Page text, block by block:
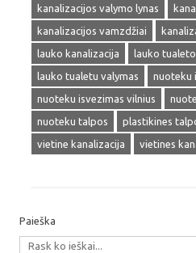
kanalizacijos valymo lynas
kanalizacijos vamzdžiai
lauko kanalizacija
lauko
lauko tualetu valymas
nuoteku
nuoteku isvezimas vilnius
nuoteku talpos
plastikines
vietine kanalizacija
vietines
Paieška